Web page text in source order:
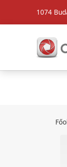
1074